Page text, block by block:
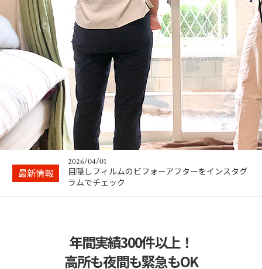
最新情報
2024/04/02
ガラスが割れる震度は身動きとれない！できるこ
とは事前の対策…
2026/04/08
お問い合わせはLINEがスムーズ
2026/04/01
目隠しフィルムのビフォーアフターをインスタグ
ラムでチェック
2024/05/29
窓ガラスフィルムの疑問質問を24時間365日サポ
ート
年間実績300件以上！
高所も夜間も緊急もOK